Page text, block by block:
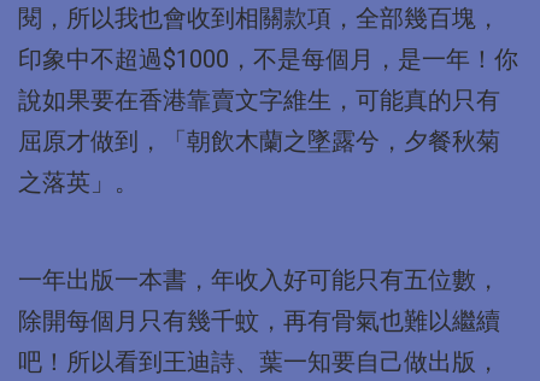
閱，所以我也會收到相關款項，全部幾百塊，
印象中不超過$1000，不是每個月，是一年！你
說如果要在香港靠賣文字維生，可能真的只有
屈原才做到，「朝飲木蘭之墜露兮，夕餐秋菊
之落英」。
一年出版一本書，年收入好可能只有五位數，
除開每個月只有幾千蚊，再有骨氣也難以繼續
吧！所以看到王迪詩、葉一知要自己做出版，